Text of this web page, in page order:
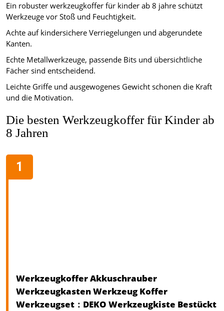
Ein robuster werkzeugkoffer für kinder ab 8 jahre schützt
Werkzeuge vor Stoß und Feuchtigkeit.
Achte auf kindersichere Verriegelungen und abgerundete
Kanten.
Echte Metallwerkzeuge, passende Bits und übersichtliche
Fächer sind entscheidend.
Leichte Griffe und ausgewogenes Gewicht schonen die Kraft
und die Motivation.
Die besten Werkzeugkoffer für Kinder ab
8 Jahren
Werkzeugkoffer Akkuschrauber
Werkzeugkasten Werkzeug Koffer
Werkzeugset：DEKO Werkzeugkiste Bestückt